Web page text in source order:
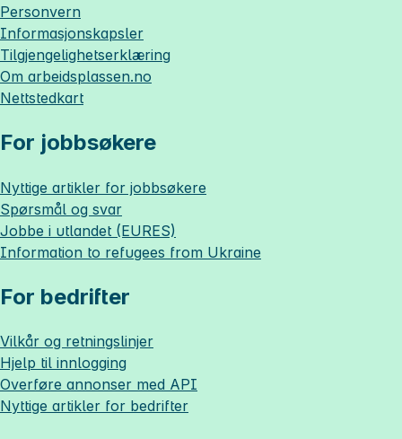
Personvern
Informasjonskapsler
Tilgjengelighetserklæring
Om arbeidsplassen.no
Nettstedkart
For jobbsøkere
Nyttige artikler for jobbsøkere
Spørsmål og svar
Jobbe i utlandet (EURES)
Information to refugees from Ukraine
For bedrifter
Vilkår og retningslinjer
Hjelp til innlogging
Overføre annonser med API
Nyttige artikler for bedrifter